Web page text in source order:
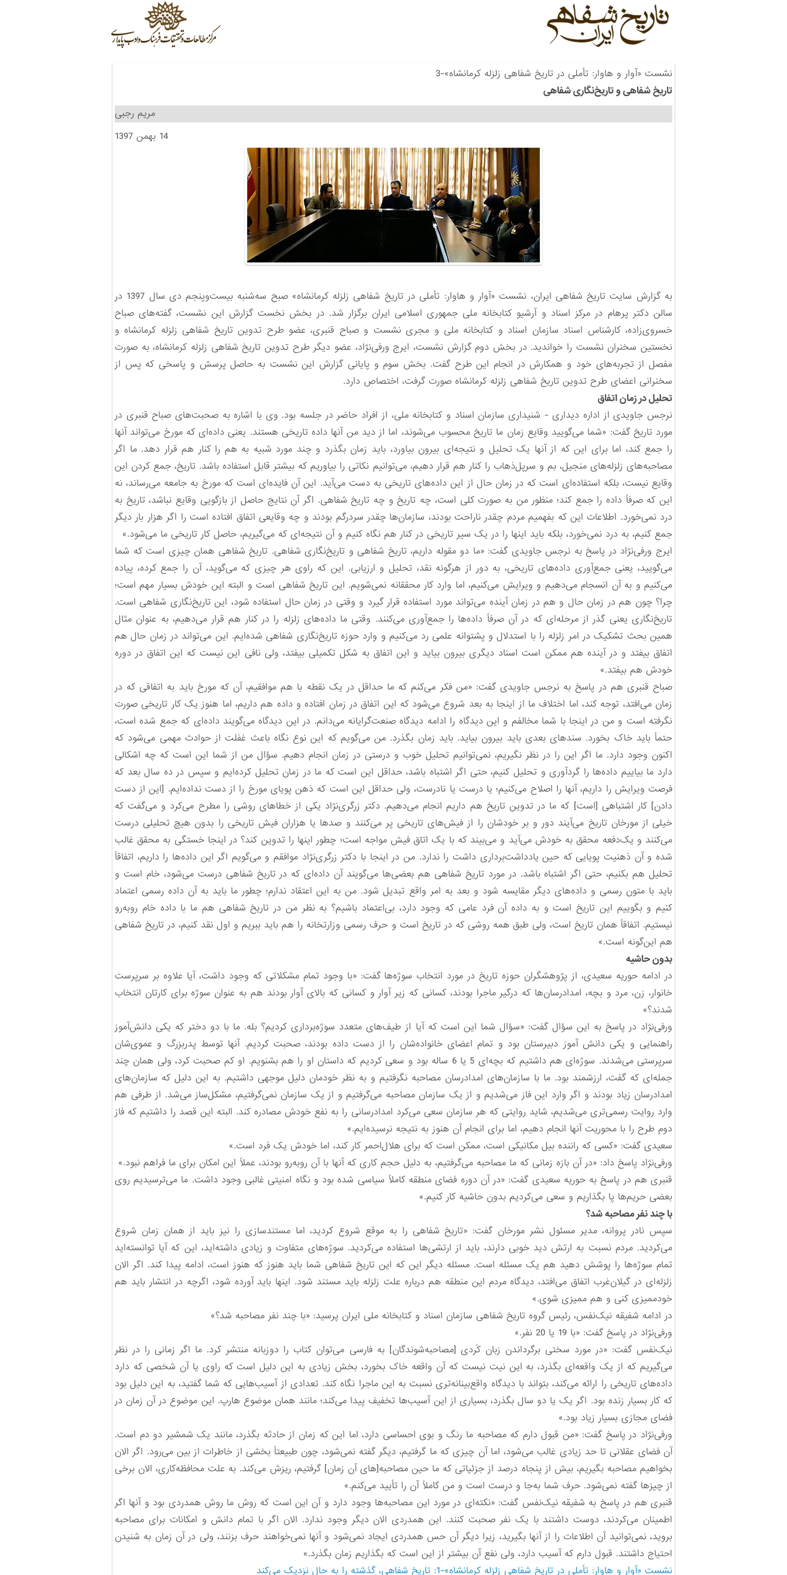
نشست «آوار و هاوار: تأملی در تاریخ شفاهی زلزله کرمانشاه»-3
تاریخ شفاهی و تاریخ‌نگاری شفاهی
مریم رجبی
14 بهمن 1397
به گزارش سایت تاریخ شفاهی ایران، نشست «آوار و هاوار: تأملی در تاریخ شفاهی زلزله کرمانشاه» صبح سه‌شنبه بیست‌وپنجم دی سال 1397 در
سالن دکتر پرهام در مرکز اسناد و آرشیو کتابخانه ملی جمهوری اسلامی ایران برگزار شد. در بخش نخست گزارش این نشست، گفته‌های صباح
خسروی‌زاده، کارشناس اسناد سازمان اسناد و کتابخانه ملی و مجری نشست و صباح قنبری، عضو طرح تدوین تاریخ شفاهی زلزله کرمانشاه و
نخستین سخنران نشست را خواندید. در بخش دوم گزارش نشست، ایرج ورفی‌نژاد، عضو دیگر طرح تدوین تاریخ شفاهی زلزله کرمانشاه، به صورت
مفصل از تجربه‌های خود و همکارش در انجام این طرح گفت. بخش سوم و پایانی گزارش این نشست به حاصل پرسش و پاسخی که پس از
سخنرانی اعضای طرح تدوین تاریخ شفاهی زلزله کرمانشاه صورت گرفت، اختصاص دارد.
تحلیل در زمان اتفاق
نرجس جاویدی از اداره دیداری - شنیداری سازمان اسناد و کتابخانه ملی، از افراد حاضر در جلسه بود. وی با اشاره به صحبت‌های صباح قنبری در
مورد تاریخ گفت: «شما می‌گویید وقایع زمان ما تاریخ محسوب می‌شوند، اما از دید من آنها داده تاریخی هستند. یعنی داده‌ای که مورخ می‌تواند آنها
را جمع کند، اما برای این که از آنها یک تحلیل و نتیجه‌ای بیرون بیاورد، باید زمان بگذرد و چند مورد شبیه به هم را کنار هم قرار دهد. ما اگر
مصاحبه‌های زلزله‌های منجیل، بم و سرپل‌ذهاب را کنار هم قرار دهیم، می‌توانیم نکاتی را بیاوریم که بیشتر قابل استفاده باشد. تاریخ، جمع کردن این
وقایع نیست، بلکه استفاده‌ای است که در زمان حال از این داده‌های تاریخی به دست می‌آید. این آن فایده‌ای است که مورخ به جامعه می‌رساند، نه
این که صرفاً داده را جمع کند؛ منظور من به صورت کلی است، چه تاریخ و چه تاریخ شفاهی. اگر آن نتایج حاصل از بازگویی وقایع نباشد، تاریخ به
درد نمی‌خورد. اطلاعات این که بفهمیم مردم چقدر ناراحت بودند، سازمان‌ها چقدر سردرگم بودند و چه وقایعی اتفاق افتاده است را اگر هزار بار دیگر
جمع کنیم، به درد نمی‌خورد، بلکه باید اینها را در یک سیر تاریخی در کنار هم نگاه کنیم و آن نتیجه‌ای که می‌گیریم، حاصل کار تاریخی ما می‌شود.»
ایرج ورفی‌نژاد در پاسخ به نرجس جاویدی گفت: «ما دو مقوله داریم، تاریخ شفاهی و تاریخ‌نگاری شفاهی. تاریخ شفاهی همان چیزی است که شما
می‌گویید، یعنی جمع‌آوری داده‌های تاریخی، به دور از هرگونه نقد، تحلیل و ارزیابی. این که راوی هر چیزی که می‌گوید، آن را جمع کرده، پیاده
می‌کنیم و به آن انسجام می‌دهیم و ویرایش می‌کنیم، اما وارد کار محققانه نمی‌شویم. این تاریخ شفاهی است و البته این خودش بسیار مهم است؛
چرا؟ چون هم در زمان حال و هم در زمان آینده می‌تواند مورد استفاده قرار گیرد و وقتی در زمان حال استفاده شود، این تاریخ‌نگاری شفاهی است.
تاریخ‌نگاری یعنی گذر از مرحله‌ای که در آن صرفاً داده‌ها را جمع‌آوری می‌کنند. وقتی ما داده‌های زلزله را در کنار هم قرار می‌دهیم، به عنوان مثال
همین بحث تشکیک در امر زلزله را با استدلال و پشتوانه علمی رد می‌کنیم و وارد حوزه تاریخ‌نگاری شفاهی شده‌ایم. این می‌تواند در زمان حال هم
اتفاق بیفتد و در آینده هم ممکن است اسناد دیگری بیرون بیاید و این اتفاق به شکل تکمیلی بیفتد، ولی نافی این نیست که این اتفاق در دوره
خودش هم بیفتد.»
صباح قنبری هم در پاسخ به نرجس جاویدی گفت: «من فکر می‌کنم که ما حداقل در یک نقطه با هم موافقیم، آن که مورخ باید به اتفاقی که در
زمان می‌افتد، توجه کند، اما اختلاف ما از اینجا به بعد شروع می‌شود که این اتفاق در زمان افتاده و داده هم داریم، اما هنوز یک کار تاریخی صورت
نگرفته است و من در اینجا با شما مخالفم و این دیدگاه را ادامه دیدگاه صنعت‌گرایانه می‌دانم. در این دیدگاه می‌گویند داده‌ای که جمع شده است،
حتماً باید خاک بخورد. سندهای بعدی باید بیرون بیاید. باید زمان بگذرد. من می‌گویم که این نوع نگاه باعث غفلت از حوادث مهمی می‌شود که
اکنون وجود دارد. ما اگر این را در نظر نگیریم، نمی‌توانیم تحلیل خوب و درستی در زمان انجام دهیم. سؤال من از شما این است که چه اشکالی
دارد ما بیاییم داده‌ها را گردآوری و تحلیل کنیم، حتی اگر اشتباه باشد، حداقل این است که ما در زمان تحلیل کرده‌ایم و سپس در ده سال بعد که
فرصت ویرایش را داریم، آنها را اصلاح می‌کنیم؛ یا درست یا نادرست، ولی حداقل این است که ذهن پویای مورخ را از دست نداده‌ایم. [این از دست
دادن] کار اشتباهی [است] که ما در تدوین تاریخ هم داریم انجام می‌دهیم. دکتر زرگری‌نژاد یکی از خطاهای روشی را مطرح می‌کرد و می‌گفت که
خیلی از مورخان تاریخ می‌آیند دور و بر خودشان را از فیش‌های تاریخی پر می‌کنند و صدها یا هزاران فیش تاریخی را بدون هیچ تحلیلی درست
می‌کنند و یک‌دفعه محقق به خودش می‌آید و می‌بیند که با یک اتاق فیش مواجه است؛ چطور اینها را تدوین کند؟ در اینجا خستگی به محقق غالب
شده و آن ذهنیت پویایی که حین یادداشت‌برداری داشت را ندارد. من در اینجا با دکتر زرگری‌نژاد موافقم و می‌گویم اگر این داده‌ها را داریم، اتفاقاً
تحلیل هم بکنیم، حتی اگر اشتباه باشد. در مورد تاریخ شفاهی هم بعضی‌ها می‌گویند آن داده‌ای که در تاریخ شفاهی درست می‌شود، خام است و
باید با متون رسمی و داده‌های دیگر مقایسه شود و بعد به امر واقع تبدیل شود. من به این اعتقاد ندارم؛ چطور ما باید به آن داده رسمی اعتماد
کنیم و بگوییم این تاریخ است و به داده آن فرد عامی که وجود دارد، بی‌اعتماد باشیم؟ به نظر من در تاریخ شفاهی هم ما با داده خام روبه‌رو
نیستیم. اتفاقاً همان تاریخ است، ولی طبق همه روشی که در تاریخ است و حرف رسمی وزارتخانه را هم باید ببریم و اول نقد کنیم، در تاریخ شفاهی
هم این‌گونه است.»
بدون حاشیه
در ادامه حوریه سعیدی، از پژوهشگران حوزه تاریخ در مورد انتخاب سوژه‌ها گفت: «با وجود تمام مشکلاتی که وجود داشت، آیا علاوه بر سرپرست
خانوار، زن، مرد و بچه، امدادرسان‌ها که درگیر ماجرا بودند، کسانی که زیر آوار و کسانی که بالای آوار بودند هم به عنوان سوژه برای کارتان انتخاب
شدند؟»
ورفی‌نژاد در پاسخ به این سؤال گفت: «سؤال شما این است که آیا از طیف‌های متعدد سوژه‌برداری کردیم؟ بله. ما با دو دختر که یکی دانش‌آموز
راهنمایی و یکی دانش آموز دبیرستان بود و تمام اعضای خانواده‌شان را از دست داده بودند، صحبت کردیم. آنها توسط پدربزرگ و عموی‌شان
سرپرستی می‌شدند. سوژه‌ای هم داشتیم که بچه‌ای 5 یا 6 ساله بود و سعی ‌کردیم که داستان او را هم بشنویم. او کم صحبت ‌کرد، ولی همان چند
جمله‌ای که ‌گفت، ارزشمند بود. ما با سازمان‌های امدادرسان مصاحبه نگرفتیم و به نظر خودمان دلیل موجهی داشتیم. به این دلیل که سازمان‌های
امدادرسان زیاد بودند و اگر وارد این فاز می‌شدیم و از یک سازمان مصاحبه می‌گرفتیم و از یک سازمان نمی‌گرفتیم، مشکل‌ساز می‌شد. از طرفی هم
وارد روایت رسمی‌تری می‌شدیم، شاید روایتی که هر سازمان سعی می‌کرد امدادرسانی را به نفع خودش مصادره کند. البته این قصد را داشتیم که فاز
دوم طرح را با محوریت آنها انجام دهیم، اما برای انجام آن هنوز به نتیجه نرسیده‌ایم.»
سعیدی گفت: «کسی که راننده بیل مکانیکی است، ممکن است که برای هلال‌احمر کار کند، اما خودش یک فرد است.»
ورفی‌نژاد پاسخ داد: «در آن بازه زمانی که ما مصاحبه می‌گرفتیم، به دلیل حجم کاری که آنها با آن رو‌به‌رو بودند، عملاً این امکان برای ما فراهم نبود.»
قنبری هم در پاسخ به حوریه سعیدی گفت: «در آن دوره فضای منطقه کاملاً سیاسی شده بود و نگاه امنیتی غالبی وجود داشت. ما می‌ترسیدیم روی
بعضی حریم‌ها پا بگذاریم و سعی می‌کردیم بدون حاشیه کار کنیم.»
با چند نفر مصاحبه شد؟
سپس نادر پروانه، مدیر مسئول نشر مورخان گفت: «تاریخ شفاهی را به موقع شروع کردید، اما مستندسازی را نیز باید از همان زمان شروع
می‌کردید. مردم نسبت به ارتش دید خوبی دارند، باید از ارتشی‌ها استفاده می‌کردید. سوژه‌های متفاوت و زیادی داشته‌اید، این که آیا توانسته‌اید
تمام سوژه‌ها را پوشش دهید هم یک مسئله است. مسئله دیگر این که این تاریخ شفاهی شما باید هنوز که هنوز است، ادامه پیدا کند. اگر الان
زلزله‌ای در گیلان‌غرب اتفاق می‌افتد، دیدگاه مردم این منطقه هم درباره علت زلزله باید مستند شود. اینها باید آورده شود، اگرچه در انتشار باید هم
خودممیزی کنی و هم ممیزی شوی.»
در ادامه شفیقه نیک‌نفس، رئیس گروه تاریخ شفاهی سازمان اسناد و کتابخانه ملی ایران پرسید: «با چند نفر مصاحبه شد؟»
ورفی‌نژاد در پاسخ گفت: «با 19 یا 20 نفر.»
نیک‌نفس گفت: «در مورد سختی برگرداندن زبان کُردی [مصاحبه‌شوندگان] به فارسی می‌توان کتاب را دوزبانه منتشر کرد. ما اگر زمانی را در نظر
می‌گیریم که از یک واقعه‌ای بگذرد، به این نیت نیست که آن واقعه خاک بخورد، بخش زیادی به این دلیل است که راوی یا آن شخصی که دارد
داده‌های تاریخی را ارائه می‌کند، بتواند با دیدگاه واقع‌بینانه‌تری نسبت به این ماجرا نگاه کند. تعدادی از آسیب‌هایی که شما گفتید، به این دلیل بود
که کار بسیار زنده بود. اگر یک یا دو سال بگذرد، بسیاری از این آسیب‌ها تخفیف پیدا می‌کند؛ مانند همان موضوع هارپ. این موضوع در آن زمان در
فضای مجازی بسیار زیاد بود.»
ورفی‌نژاد در پاسخ گفت: «من قبول دارم که مصاحبه ما رنگ و بوی احساسی دارد، اما این که زمان از حادثه بگذرد، مانند یک شمشیر دو دم است.
آن فضای عقلانی تا حد زیادی غالب می‌شود، اما آن چیزی که ما گرفتیم، دیگر گفته نمی‌شود، چون طبیعتاً بخشی از خاطرات از بین می‌رود. اگر الان
بخواهیم مصاحبه بگیریم، بیش از پنجاه درصد از جزئیاتی که ما حین مصاحبه[های آن زمان] گرفتیم، ریزش می‌کند. به علت محافظه‌کاری، الان برخی
از چیزها گفته نمی‌شود. حرف شما به‌جا و درست است و من کاملاً آن را تأیید می‌کنم.»
قنبری هم در پاسخ به شفیقه نیک‌نفس گفت: «نکته‌ای در مورد این مصاحبه‌ها وجود دارد و آن این است که روش ما روش همدردی بود و آنها اگر
اطمینان می‌کردند، دوست داشتند با یک نفر صحبت کنند. این همدردی الان دیگر وجود ندارد. الان اگر با تمام دانش و امکانات برای مصاحبه
بروید، نمی‌توانید آن اطلاعات را از آنها بگیرید، زیرا دیگر آن حس همدردی ایجاد نمی‌شود و آنها نمی‌خواهند حرف بزنند، ولی در آن زمان به شنیدن
احتیاج داشتند. قبول دارم که آسیب دارد، ولی نفع آن بیشتر از این است که بگذاریم زمان بگذرد.»
نشست «آوار و هاوار: تأملی در تاریخ شفاهی زلزله کرمانشاه»-1: تاریخ شفاهی، گذشته را به حال نزدیک می‌کند